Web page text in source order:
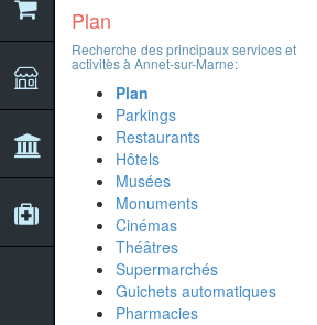
Plan
Recherche des principaux services et
activitès à Annet-sur-Marne:
Plan
Parkings
Restaurants
Hôtels
Musées
Monuments
Cinémas
Théâtres
Supermarchés
Guichets automatiques
Pharmacies